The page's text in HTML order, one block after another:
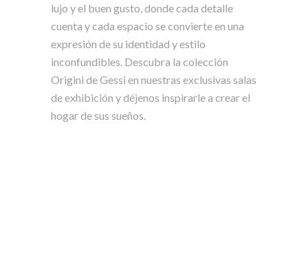
lujo y el buen gusto, donde cada detalle
cuenta y cada espacio se convierte en una
expresión de su identidad y estilo
inconfundibles. Descubra la colección
Origini de Gessi en nuestras exclusivas salas
de exhibición y déjenos inspirarle a crear el
hogar de sus sueños.